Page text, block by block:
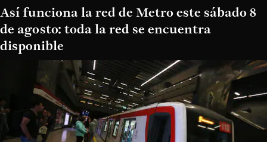
Así funciona la red de Metro este sábado 8
de agosto: toda la red se encuentra
disponible